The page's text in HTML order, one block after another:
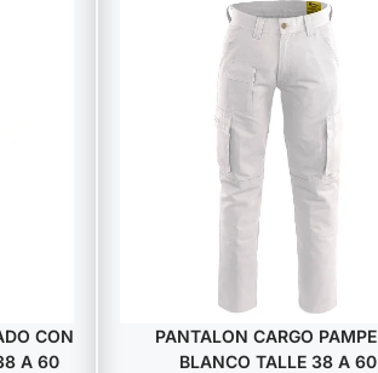
CON
A 60
PANTALON CARGO
BLANCO TALLE 38 A 60